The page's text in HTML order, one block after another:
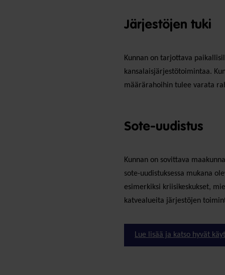
Järjestöjen tuki
Kunnan on tarjottava
kansalaisjärjestötoimintaa.
määrärahoihin tulee varata
Sote-uudistus
Kunnan on sovittava
sote-uudistuksessa mukana
esimerkiksi kriisikeskukset,
katvealueita järjestöjen
Lue lisää ja katso hyvät